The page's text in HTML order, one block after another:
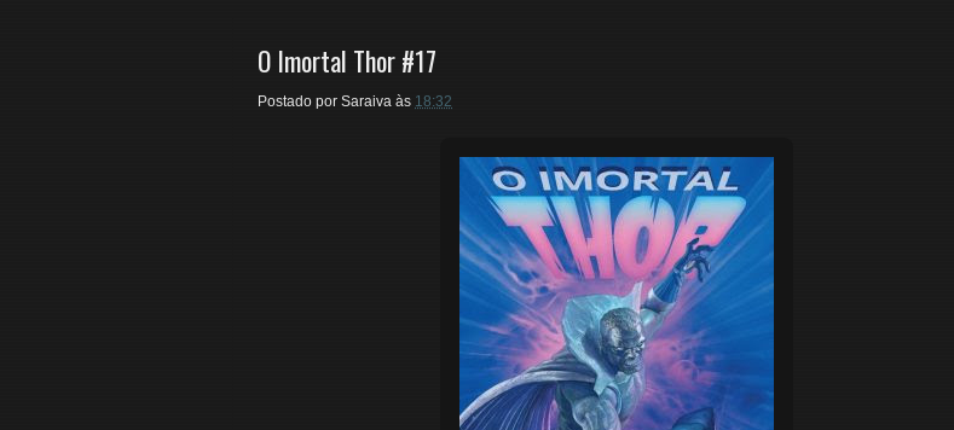
O Imortal Thor #17
Postado por Saraiva às 18:32